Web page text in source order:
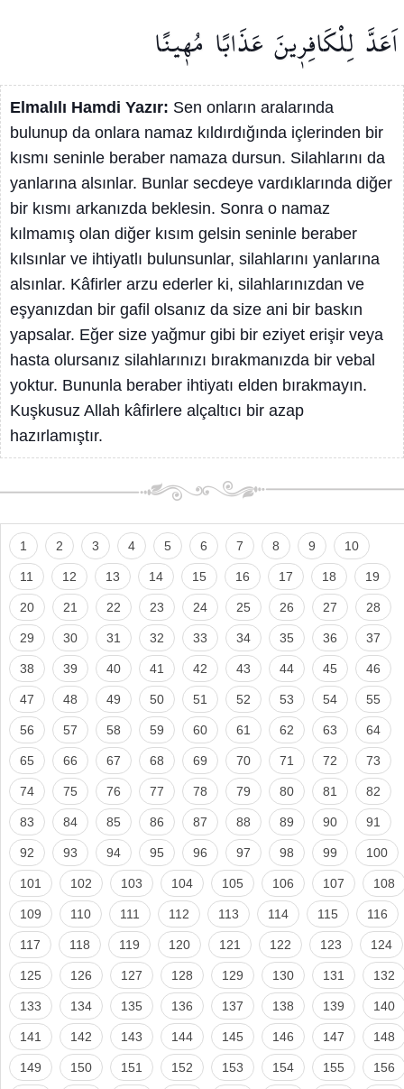
اَعَدَّ لِلْكَافِر۪ينَ عَذَابًا مُه۪ينًا
Elmalılı Hamdi Yazır: Sen onların aralarında
bulunup da onlara namaz kıldırdığında içlerinden bir
kısmı seninle beraber namaza dursun. Silahlarını da
yanlarına alsınlar. Bunlar secdeye vardıklarında diğer
bir kısmı arkanızda beklesin. Sonra o namaz
kılmamış olan diğer kısım gelsin seninle beraber
kılsınlar ve ihtiyatlı bulunsunlar, silahlarını yanlarına
alsınlar. Kâfirler arzu ederler ki, silahlarınızdan ve
eşyanızdan bir gafil olsanız da size ani bir baskın
yapsalar. Eğer size yağmur gibi bir eziyet erişir veya
hasta olursanız silahlarınızı bırakmanızda bir vebal
yoktur. Bununla beraber ihtiyatı elden bırakmayın.
Kuşkusuz Allah kâfirlere alçaltıcı bir azap
hazırlamıştır.
1 2 3 4 5 6 7 8 9 10
11 12 13 14 15 16 17 18 19
20 21 22 23 24 25 26 27 28
29 30 31 32 33 34 35 36 37
38 39 40 41 42 43 44 45 46
47 48 49 50 51 52 53 54 55
56 57 58 59 60 61 62 63 64
65 66 67 68 69 70 71 72 73
74 75 76 77 78 79 80 81 82
83 84 85 86 87 88 89 90 91
92 93 94 95 96 97 98 99 100
101 102 103 104 105 106 107 108
109 110 111 112 113 114 115 116
117 118 119 120 121 122 123 124
125 126 127 128 129 130 131 132
133 134 135 136 137 138 139 140
141 142 143 144 145 146 147 148
149 150 151 152 153 154 155 156